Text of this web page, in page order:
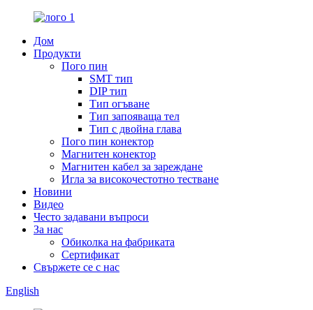
Дом
Продукти
Пого пин
SMT тип
DIP тип
Тип огъване
Тип запояваща тел
Тип с двойна глава
Пого пин конектор
Магнитен конектор
Магнитен кабел за зареждане
Игла за високочестотно тестване
Новини
Видео
Често задавани въпроси
За нас
Обиколка на фабриката
Сертификат
Свържете се с нас
English